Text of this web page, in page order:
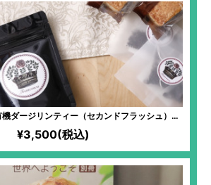
ダージリンティー（セカンドフラッシュ）の
ティーバッグ
¥3,500(税込)